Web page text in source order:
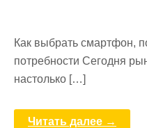
Как выбрать смартфон,
потребности Сегодня
настолько […]
Читать далее →